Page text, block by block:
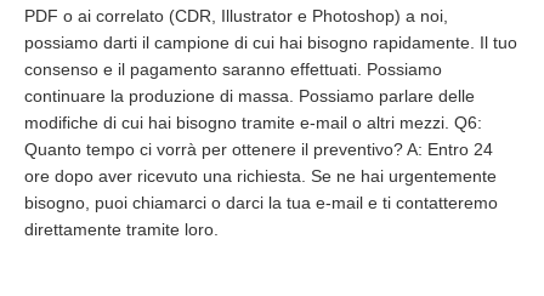
PDF o ai correlato (CDR, Illustrator e Photoshop) a noi,
possiamo darti il campione di cui hai bisogno rapidamente. Il tuo
consenso e il pagamento saranno effettuati. Possiamo
continuare la produzione di massa. Possiamo parlare delle
modifiche di cui hai bisogno tramite e-mail o altri mezzi. Q6:
Quanto tempo ci vorrà per ottenere il preventivo? A: Entro 24
ore dopo aver ricevuto una richiesta. Se ne hai urgentemente
bisogno, puoi chiamarci o darci la tua e-mail e ti contatteremo
direttamente tramite loro.